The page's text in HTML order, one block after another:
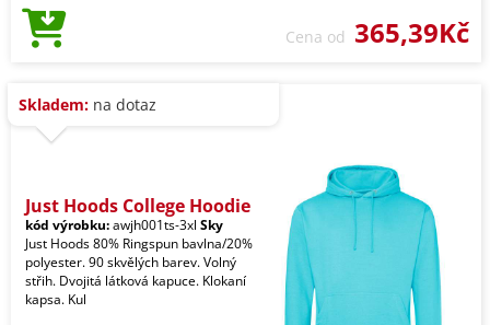
Cena od 365,39Kč
Skladem: na dotaz
Just Hoods College Hoodie
kód výrobku:awjh001ts-3xl Sky
Just Hoods 80% Ringspun bavlna/20%
polyester. 90 skvělých barev. Volný
střih. Dvojitá látková kapuce. Klokaní
kapsa. Kul